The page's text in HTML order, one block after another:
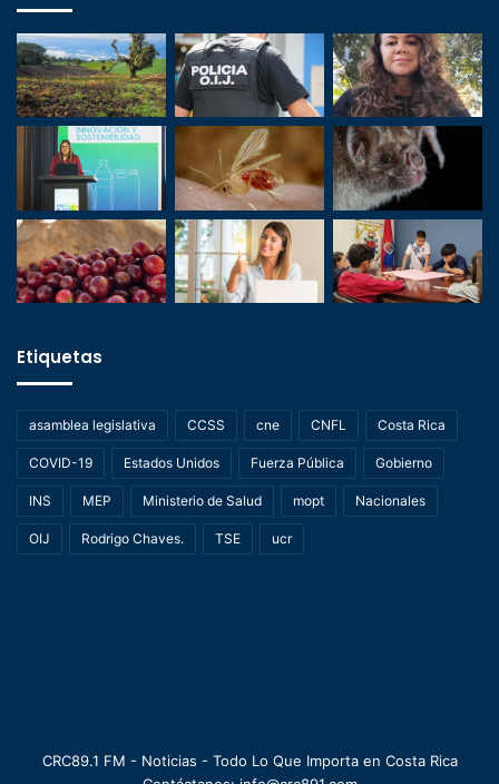
Etiquetas
asamblea legislativa CCSS cne CNFL Costa Rica
COVID-19 Estados Unidos Fuerza Pública Gobierno
INS MEP Ministerio de Salud mopt Nacionales
OIJ Rodrigo Chaves. TSE ucr
CRC89.1 FM - Noticias - Todo Lo Que Importa en Costa Rica